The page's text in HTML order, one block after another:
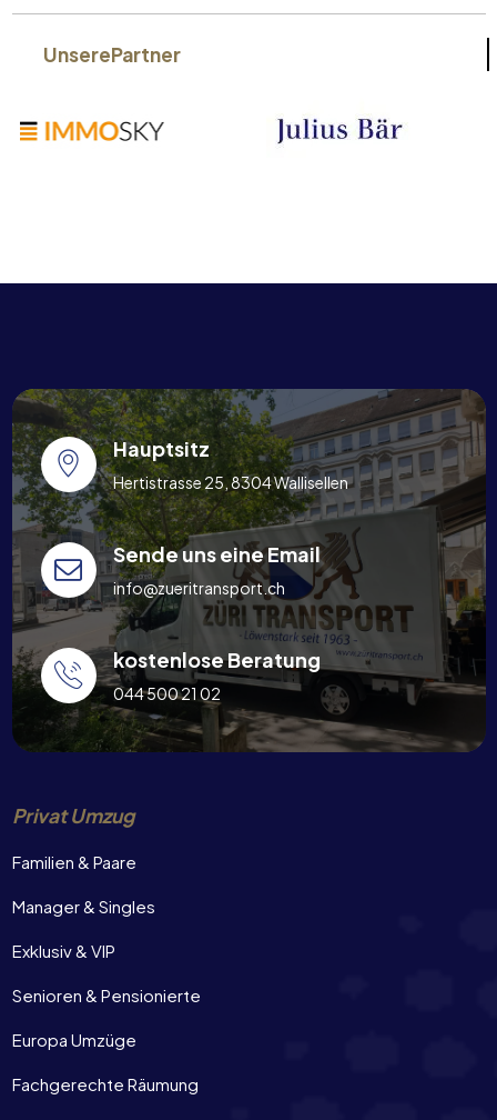
UnserePartner
Hauptsitz
Hertistrasse 25, 8304 Wallisellen
Sende uns eine Email
info@zueritransport.ch
kostenlose Beratung
044 500 21 02
Privat Umzug
Familien & Paare
Manager & Singles
Exklusiv & VIP
Senioren & Pensionierte
Europa Umzüge
Fachgerechte Räumung